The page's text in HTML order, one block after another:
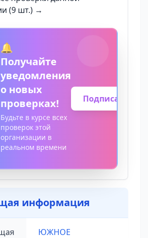
(9 шт.) →
🔔
Получайте
уведомления
о новых
проверках!
Будьте в курсе всех
проверок этой
организации в
реальном времени
Подписаться
информация
ЮЖНОЕ